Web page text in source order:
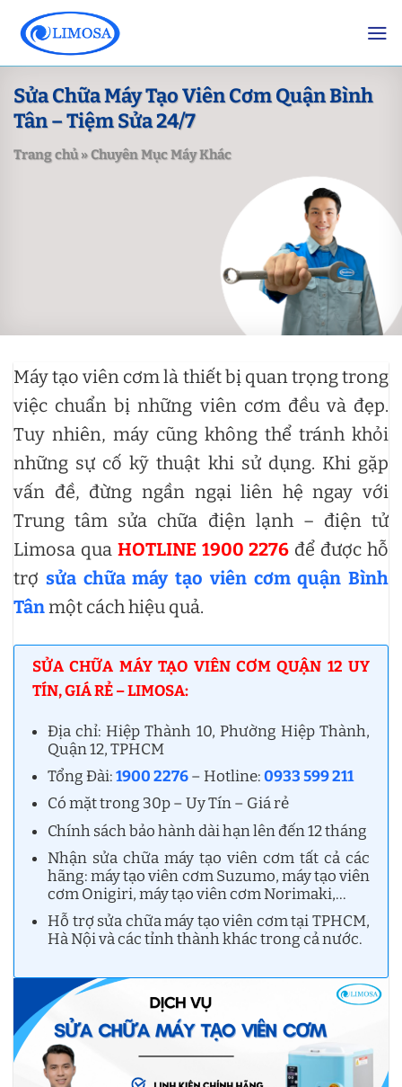
content
Sửa Chữa Máy Tạo Viên Cơm Quận Bình
Tân – Tiệm Sửa 24/7
Trang chủ»Chuyên Mục Máy Khác
Máy tạo viên cơm là thiết bị quan trọng trong
việc chuẩn bị những viên cơm đều và đẹp.
Tuy nhiên, máy cũng không thể tránh khỏi
những sự cố kỹ thuật khi sử dụng. Khi gặp
vấn đề, đừng ngần ngại liên hệ ngay với
Trung tâm sửa chữa điện lạnh – điện tử
Limosa qua HOTLINE 1900 2276 để được hỗ
trợ sửa chữa máy tạo viên cơm quận Bình
Tânmột cách hiệu quả.
SỬA CHỮA MÁY TẠO VIÊN CƠM QUẬN 12 UY
TÍN, GIÁ RẺ – LIMOSA:
Địa chỉ: Hiệp Thành 10, Phường Hiệp Thành,
Quận 12, TPHCM
Tổng Đài:1900 2276– Hotline:0933 599 211
Có mặt trong 30p – Uy Tín – Giá rẻ
Chính sách bảo hành dài hạn lên đến 12 tháng
Nhận sửa chữa máy tạo viên cơm tất cả các
hãng: máy tạo viên cơm Suzumo, máy tạo viên
cơm Onigiri, máy tạo viên cơm Norimaki,…
Hỗ trợ sửa chữa máy tạo viên cơm tại TPHCM,
Hà Nội và các tỉnh thành khác trong cả nước.